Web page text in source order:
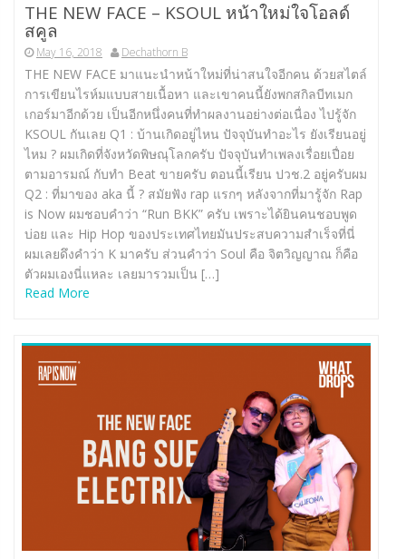
THE NEW FACE – KSOUL หน้าใหม่ใจโอลด์
สคูล
May 16, 2018 Dechathorn B
THE NEW FACE มาแนะนำหน้าใหม่ที่น่าสนใจอีกคน ด้วยสไตล์
การเขียนไรห์มแบบสายเนื้อหา และเขาคนนี้ยังพกสกิลบีทเมก
เกอร์มาอีกด้วย เป็นอีกหนึ่งคนที่ทำผลงานอย่างต่อเนื่อง ไปรู้จัก
KSOUL กันเลย Q1 : บ้านเกิดอยู่ไหน ปัจจุบันทำอะไร ยังเรียนอยู่
ไหม ? ผมเกิดที่จังหวัดพิษณุโลกครับ ปัจจุบันทำเพลงเรื่อยเปื่อย
ตามอารมณ์ กับทำ Beat ขายครับ ตอนนี้เรียน ปวช.2 อยู่ครับผม
Q2 : ที่มาของ aka นี้ ? สมัยฟัง rap แรกๆ หลังจากที่มารู้จัก Rap
is Now ผมชอบคำว่า “Run BKK” ครับ เพราะได้ยินคนชอบพูด
บ่อย และ Hip Hop ของประเทศไทยมันประสบความสำเร็จที่นี่
ผมเลยดึงคำว่า K มาครับ ส่วนคำว่า Soul คือ จิตวิญญาณ ก็คือ
ตัวผมเองนี่แหละ เลยมารวมเป็น […]
Read More